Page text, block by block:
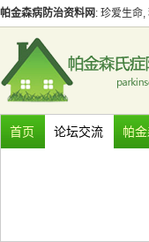
帕金森病防治资料网 : 珍爱生命,
首页 论坛交流 帕